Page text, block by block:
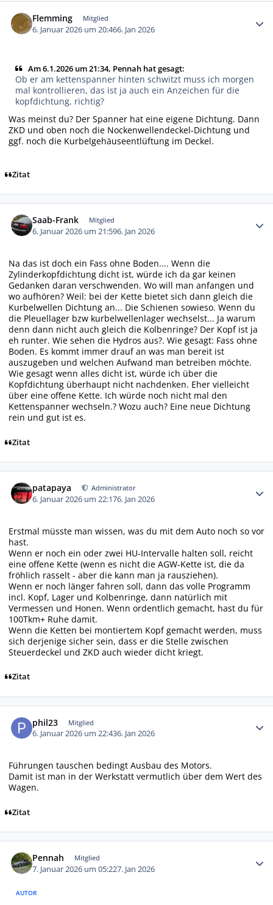
Flemming Mitglied
6. Januar 2026 um 20:466. Jan 2026
Am 6.1.2026 um 21:34, Pennah hat gesagt:
Ob er am kettenspanner hinten schwitzt muss ich morgen
mal kontrollieren, das ist ja auch ein Anzeichen für die
kopfdichtung, richtig?
Was meinst du? Der Spanner hat eine eigene Dichtung. Dann
ZKD und oben noch die Nockenwellendeckel-Dichtung und
ggf. noch die Kurbelgehäuseentlüftung im Deckel.
Zitat
Saab-Frank Mitglied
6. Januar 2026 um 21:596. Jan 2026
Na das ist doch ein Fass ohne Boden.... Wenn die
Zylinderkopfdichtung dicht ist, würde ich da gar keinen
Gedanken daran verschwenden. Wo will man anfangen und
wo aufhören? Weil: bei der Kette bietet sich dann gleich die
Kurbelwellen Dichtung an... Die Schienen sowieso. Wenn du
die Pleuellager bzw kurbelwellenlager wechselst... Ja warum
denn dann nicht auch gleich die Kolbenringe? Der Kopf ist ja
eh runter. Wie sehen die Hydros aus?. Wie gesagt: Fass ohne
Boden. Es kommt immer drauf an was man bereit ist
auszugeben und welchen Aufwand man betreiben möchte.
Wie gesagt wenn alles dicht ist, würde ich über die
Kopfdichtung überhaupt nicht nachdenken. Eher vielleicht
über eine offene Kette. Ich würde noch nicht mal den
Kettenspanner wechseln.? Wozu auch? Eine neue Dichtung
rein und gut ist es.
Zitat
patapaya Administrator
6. Januar 2026 um 22:176. Jan 2026
Erstmal müsste man wissen, was du mit dem Auto noch so vor
hast.
Wenn er noch ein oder zwei HU-Intervalle halten soll, reicht
eine offene Kette (wenn es nicht die AGW-Kette ist, die da
fröhlich rasselt - aber die kann man ja rausziehen).
Wenn er noch länger fahren soll, dann das volle Programm
incl. Kopf, Lager und Kolbenringe, dann natürlich mit
Vermessen und Honen. Wenn ordentlich gemacht, hast du für
100Tkm+ Ruhe damit.
Wenn die Ketten bei montiertem Kopf gemacht werden, muss
sich derjenige sicher sein, dass er die Stelle zwischen
Steuerdeckel und ZKD auch wieder dicht kriegt.
Zitat
phil23 Mitglied
6. Januar 2026 um 22:436. Jan 2026
Führungen tauschen bedingt Ausbau des Motors.
Damit ist man in der Werkstatt vermutlich über dem Wert des
Wagen.
Zitat
Pennah Mitglied
7. Januar 2026 um 05:227. Jan 2026
AUTOR